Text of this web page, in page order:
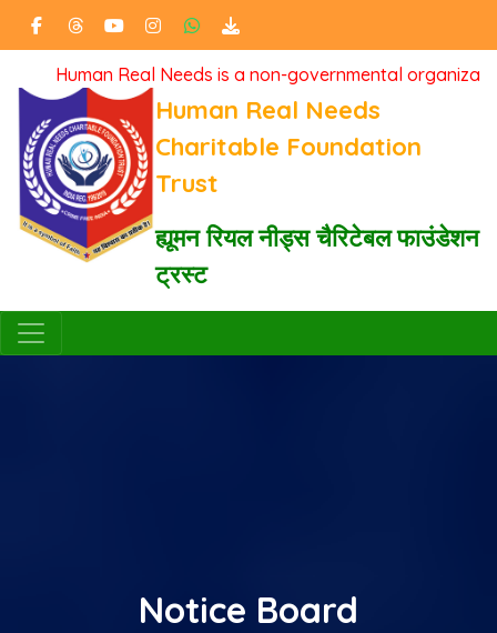
Human Real Needs is a non-governmental
Human Real Needs
Charitable Foundation
Trust
ह्यूमन रियल नीड्स चैरिटेबल फाउंडेशन
ट्रस्ट
Notice Board